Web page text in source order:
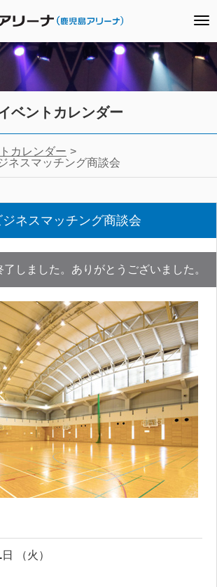
ベントカレンダー
カレンダー
ネスマッチング商談会
ネスマッチング商談会
しました。ありがとうございました。
日 （火 ）